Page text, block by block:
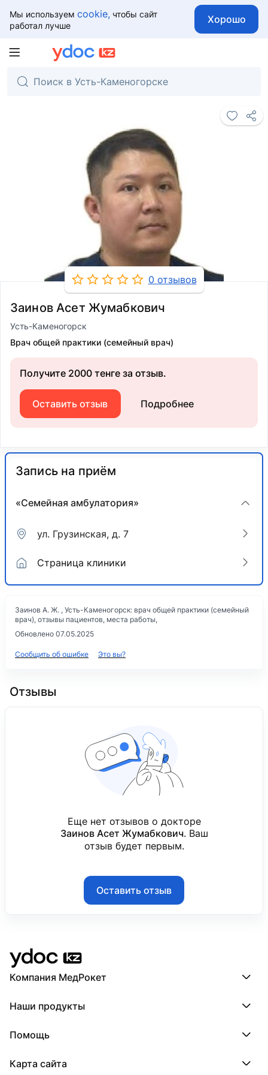
Мы используем cookie, чтобы сайт
работал лучше
Хорошо
0 отзывов
Заинов Асет Жумабкович
Усть-Каменогорск
Врач общей практики (семейный врач)
Получите 2000 тенге за отзыв.
Оставить отзыв Подробнее
Запись на приём
«Семейная амбулатория»
ул. Грузинская, д. 7
Страница клиники
Заинов А. Ж. , Усть-Каменогорск: врач общей практики (семейный
врач), отзывы пациентов, места работы,
Обновлено 07.05.2025
Сообщить об ошибке Это вы?
Отзывы
Еще нет отзывов о докторе
Заинов Асет Жумабкович. Ваш
отзыв будет первым.
Оставить отзыв
Компания МедРокет
О YDoc
Наши продукты
ПроТаблетки
МедТочка
Помощь
Регистрация врача
Карта сайта